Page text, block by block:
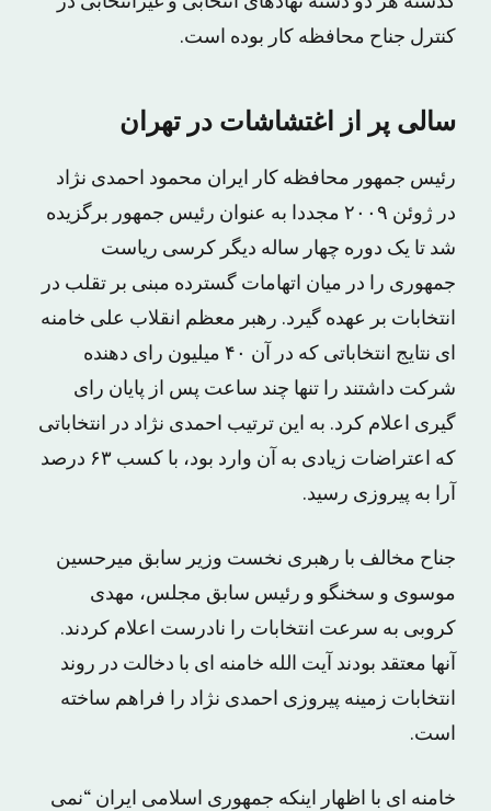
کنترل جناح محافظه کار بوده است.
سالی پر از اغتشاشات در تهران
رئیس جمهور محافظه کار ایران محمود احمدی نژاد
در ژوئن ۲۰۰۹ مجددا به عنوان رئیس جمهور برگزیده
شد تا یک دوره چهار ساله دیگر کرسی ریاست
جمهوری را در میان اتهامات گسترده مبنی بر تقلب در
انتخابات بر عهده گیرد. رهبر معظم انقلاب علی خامنه
ای نتایج انتخاباتی که در آن ۴۰ میلیون رای دهنده
شرکت داشتند را تنها چند ساعت پس از پایان رای
گیری اعلام کرد. به این ترتیب احمدی نژاد در انتخاباتی
که اعتراضات زیادی به آن وارد بود، با کسب ۶۳ درصد
آرا به پیروزی رسید.
جناح مخالف با رهبری نخست وزیر سابق میرحسین
موسوی و سخنگو و رئیس سابق مجلس، مهدی
کروبی به سرعت انتخابات را نادرست اعلام کردند.
آنها معتقد بودند آیت الله خامنه ای با دخالت در روند
انتخابات زمینه پیروزی احمدی نژاد را فراهم ساخته
است.
خامنه ای با اظهار اینکه جمهوری اسلامی ایران “نمی